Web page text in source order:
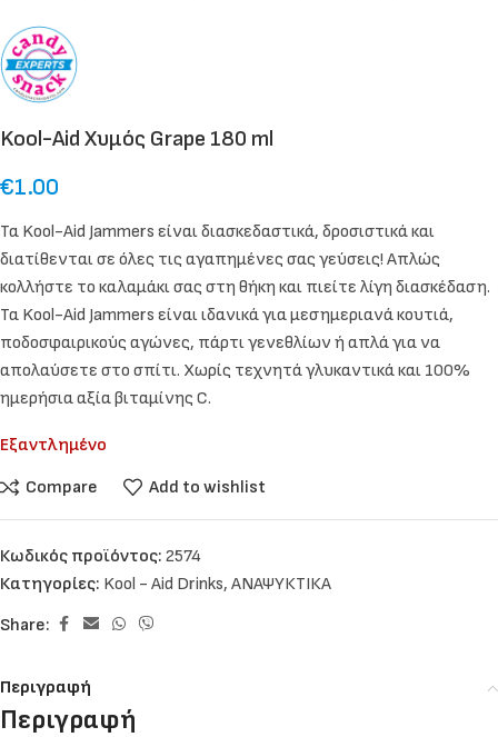
Kool-Aid Χυμός Grape 180 ml
€1.00
Τα Kool-Aid Jammers είναι διασκεδαστικά, δροσιστικά και
διατίθενται σε όλες τις αγαπημένες σας γεύσεις! Απλώς
κολλήστε το καλαμάκι σας στη θήκη και πιείτε λίγη διασκέδαση.
Τα Kool-Aid Jammers είναι ιδανικά για μεσημεριανά κουτιά,
ποδοσφαιρικούς αγώνες, πάρτι γενεθλίων ή απλά για να
απολαύσετε στο σπίτι. Χωρίς τεχνητά γλυκαντικά και 100%
ημερήσια αξία βιταμίνης C.
Εξαντλημένο
Compare
Add to wishlist
Κωδικός προϊόντος: 2574
Κατηγορίες: Kool - Aid Drinks, ΑΝΑΨΥΚΤΙΚΑ
Share:
Περιγραφή
Περιγραφή